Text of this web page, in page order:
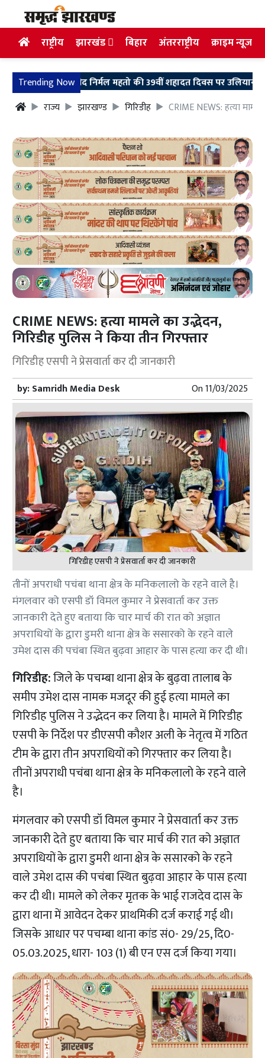
राष्ट्रीय झारखंड बिहार अंतरराष्ट्रीय क्राइम न्यूज
Trending Now
शहीद निर्मल महतो की 39वीं शहादत दिवस पर उलियान पहुंचे
राज्य
झारखण्ड गिरिडीह CRIME NEWS: हत्या
CRIME NEWS: हत्या मामले का उद्भेदन,
गिरिडीह पुलिस ने किया तीन गिरफ्तार
गिरिडीह एसपी ने प्रेसवार्ता कर दी जानकारी
by:Samridh Media Desk On11/03/2025
गिरिडीह एसपी ने प्रेसवार्ता कर दी जानकारी
तीनों अपराधी पचंबा थाना क्षेत्र के मनिकलालो के रहने वाले है।
मंगलवार को एसपी डॉ विमल कुमार ने प्रेसवार्ता कर उक्त
जानकारी देते हुए बताया कि चार मार्च की रात को अज्ञात
अपराधियों के द्वारा डुमरी थाना क्षेत्र के ससारको के रहने वाले
उमेश दास की पचंबा स्थित बुढ़वा आहार के पास हत्या कर दी थी।
गिरिडीह:जिले के पचम्बा थाना क्षेत्र के बुढ़वा तालाब के
समीप उमेश दास नामक मजदूर की हुई हत्या मामले का
गिरिडीह पुलिस ने उद्भेदन कर लिया है। मामले में गिरिडीह
एसपी के निर्देश पर डीएसपी कौशर अली के नेतृत्व में गठित
टीम के द्वारा तीन अपराधियों को गिरफ्तार कर लिया है।
तीनों अपराधी पचंबा थाना क्षेत्र के मनिकलालो के रहने वाले
है।
मंगलवार को एसपी डॉ विमल कुमार ने प्रेसवार्ता कर उक्त
जानकारी देते हुए बताया कि चार मार्च की रात को अज्ञात
अपराधियों के द्वारा डुमरी थाना क्षेत्र के ससारको के रहने
वाले उमेश दास की पचंबा स्थित बुढ़वा आहार के पास हत्या
कर दी थी। मामले को लेकर मृतक के भाई राजदेव दास के
द्वारा थाना में आवेदन देकर प्राथमिकी दर्ज कराई गई थी।
जिसके आधार पर पचम्बा थाना कांड सं0- 29/25, दि0-
05.03.2025, धारा- 103 (1) बी एन एस दर्ज किया गया।